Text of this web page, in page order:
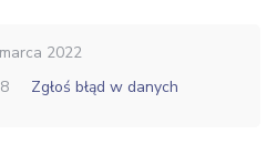
2022
Zgłoś błąd w danych